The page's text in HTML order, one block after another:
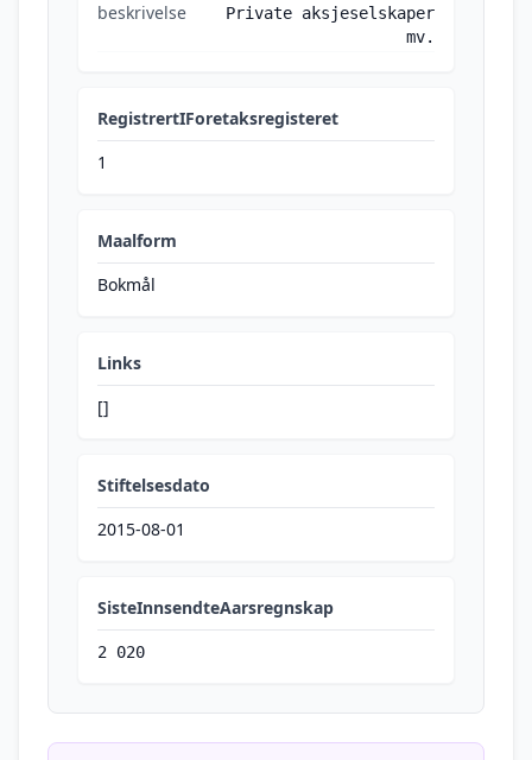
beskrivelse
Private aksjeselskaper
mv.
RegistrertIForetaksregisteret
1
Maalform
Bokmål
Links
[]
Stiftelsesdato
2015-08-01
SisteInnsendteAarsregnskap
2 020